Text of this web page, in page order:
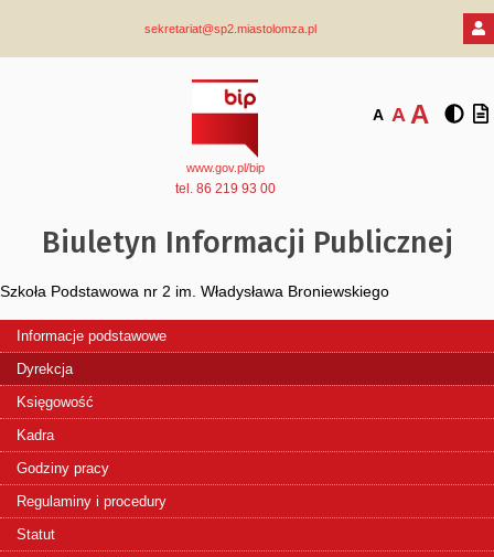
sekretariat@sp2.miastolomza.pl
A A A
www.gov.pl/bip
tel. 86 219 93 00
Biuletyn Informacji Publicznej
Szkoła Podstawowa nr 2 im. Władysława Broniewskiego
Informacje podstawowe
Dyrekcja
Księgowość
Kadra
Godziny pracy
Regulaminy i procedury
Statut